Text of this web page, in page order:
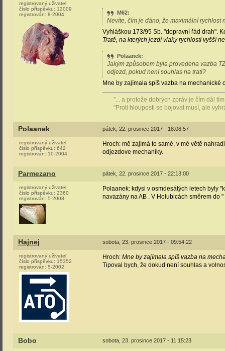
registrovaný uživatel
číslo příspěvku: 12009
registrován: 8-2004 M62:
Nevíte, čím je dáno, že maximální rychlost
Vyhláškou 173/95 Sb. "dopravní řád drah".
Tratě, na kterých jezdí vlaky rychlostí vyšší
Polaanek:
Jakým způsobem byla provedena vazba
odjezd, pokud není souhlas na trati?
Mne by zajímala spíš vazba na mechanické
"... a protože dobrých zpráv je čím dál
"Proti hlouposti se bojovat musí, ale
Polaanek pátek, 22. prosince 2017 - 18:08:57
registrovaný uživatel
číslo příspěvku: 642
registrován: 10-2004
Hroch: mě zajímá to samé, v mé větě
odjezdove mechaniky.
Parmezano pátek, 22. prosince 2017 - 22:13:00
registrovaný uživatel
číslo příspěvku: 2360
registrován: 5-2008
Polaanek: kdysi v osmdesátých letech byly
navazány na AB . V Holubicách směrem do
Hajnej sobota, 23. prosince 2017 - 09:54:22
registrovaný uživatel
číslo příspěvku: 15352
registrován: 5-2002
Hroch: Mne by zajímala spíš vazba na
Tipoval bych, že dokud není souhlas a
Bobo sobota, 23. prosince 2017 - 11:15:23